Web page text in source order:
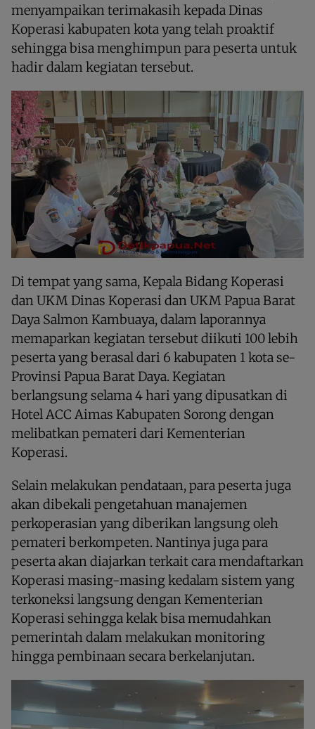
menyampaikan terimakasih kepada Dinas
Koperasi kabupaten kota yang telah proaktif
sehingga bisa menghimpun para peserta untuk
hadir dalam kegiatan tersebut.
Di tempat yang sama, Kepala Bidang Koperasi
dan UKM Dinas Koperasi dan UKM Papua Barat
Daya Salmon Kambuaya, dalam laporannya
memaparkan kegiatan tersebut diikuti 100 lebih
peserta yang berasal dari 6 kabupaten 1 kota se-
Provinsi Papua Barat Daya. Kegiatan
berlangsung selama 4 hari yang dipusatkan di
Hotel ACC Aimas Kabupaten Sorong dengan
melibatkan pemateri dari Kementerian
Koperasi.
Selain melakukan pendataan, para peserta juga
akan dibekali pengetahuan manajemen
perkoperasian yang diberikan langsung oleh
pemateri berkompeten. Nantinya juga para
peserta akan diajarkan terkait cara mendaftarkan
Koperasi masing-masing kedalam sistem yang
terkoneksi langsung dengan Kementerian
Koperasi sehingga kelak bisa memudahkan
pemerintah dalam melakukan monitoring
hingga pembinaan secara berkelanjutan.